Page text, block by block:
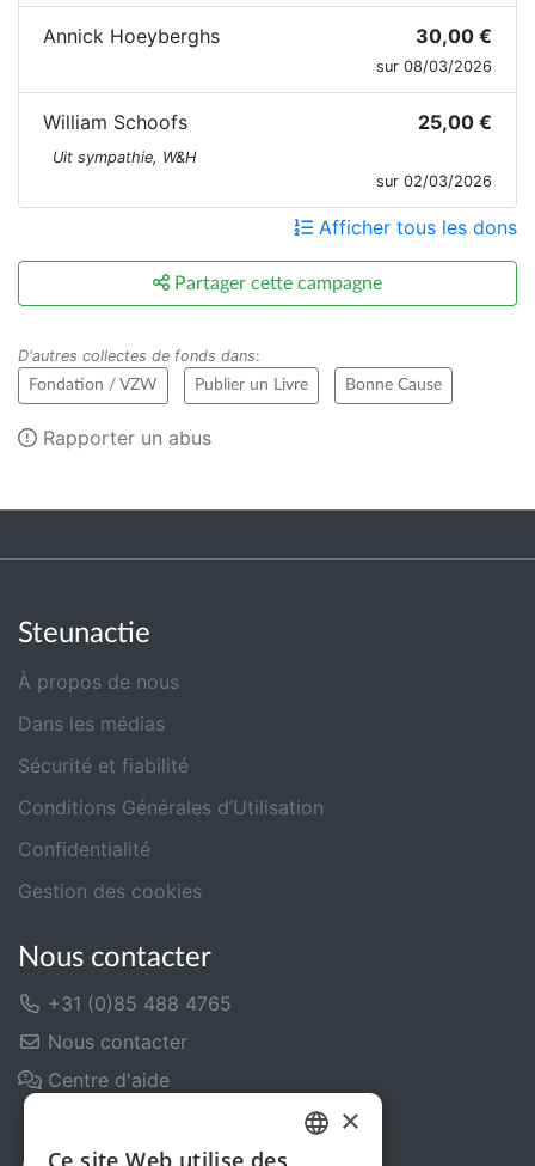
Annick Hoeyberghs 30,00 €
sur 08/03/2026
William Schoofs 25,00 €
Uit sympathie, W&H
sur 02/03/2026
Afficher tous les dons
Partager cette campagne
D'autres collectes de fonds dans:
Fondation / VZW Publier un Livre Bonne Cause
Rapporter un abus
Steunactie
À propos de nous
Dans les médias
Sécurité et fiabilité
Conditions Générales d’Utilisation
Confidentialité
Gestion des cookies
Nous contacter
+31 (0)85 488 4765
Nous contacter
Centre d'aide
×
Ce site Web utilise des